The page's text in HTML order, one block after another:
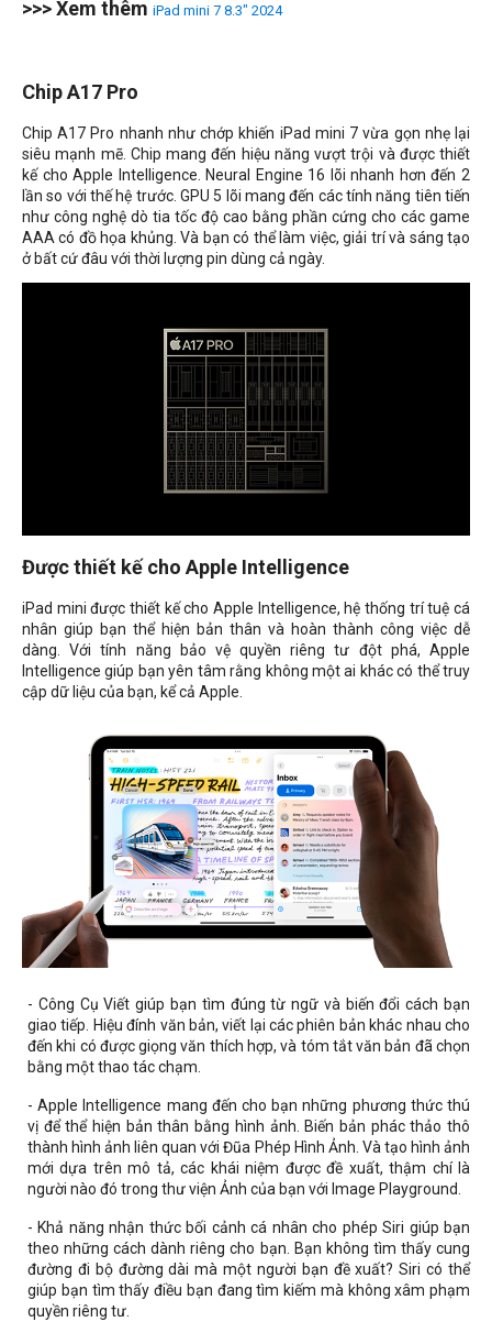
>>> Xem thêm iPad mini 7 8.3" 2024
Chip A17 Pro
Chip A17 Pro nhanh như chớp khiến iPad mini 7 vừa gọn nhẹ lại
siêu mạnh mẽ. Chip mang đến hiệu năng vượt trội và được thiết
kế cho Apple Intelligence. Neural Engine 16 lõi nhanh hơn đến 2
lần so với thế hệ trước. GPU 5 lõi mang đến các tính năng tiên tiến
như công nghệ dò tia tốc độ cao bằng phần cứng cho các game
AAA có đồ họa khủng. Và bạn có thể làm việc, giải trí và sáng tạo
ở bất cứ đâu với thời lượng pin dùng cả ngày.
Được thiết kế cho Apple Intelligence
iPad mini được thiết kế cho Apple Intelligence, hệ thống trí tuệ cá
nhân giúp bạn thể hiện bản thân và hoàn thành công việc dễ
dàng. Với tính năng bảo vệ quyền riêng tư đột phá, Apple
Intelligence giúp bạn yên tâm rằng không một ai khác có thể truy
cập dữ liệu của bạn, kể cả Apple.
- Công Cụ Viết giúp bạn tìm đúng từ ngữ và biến đổi cách bạn
giao tiếp. Hiệu đính văn bản, viết lại các phiên bản khác nhau cho
đến khi có được giọng văn thích hợp, và tóm tắt văn bản đã chọn
bằng một thao tác chạm.
- Apple Intelligence mang đến cho bạn những phương thức thú
vị để thể hiện bản thân bằng hình ảnh. Biến bản phác thảo thô
thành hình ảnh liên quan với Đũa Phép Hình Ảnh. Và tạo hình ảnh
mới dựa trên mô tả, các khái niệm được đề xuất, thậm chí là
người nào đó trong thư viện Ảnh của bạn với Image Playground.
- Khả năng nhận thức bối cảnh cá nhân cho phép Siri giúp bạn
theo những cách dành riêng cho bạn. Bạn không tìm thấy cung
đường đi bộ đường dài mà một người bạn đề xuất? Siri có thể
giúp bạn tìm thấy điều bạn đang tìm kiếm mà không xâm phạm
quyền riêng tư.